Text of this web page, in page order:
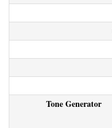
Tone Generator